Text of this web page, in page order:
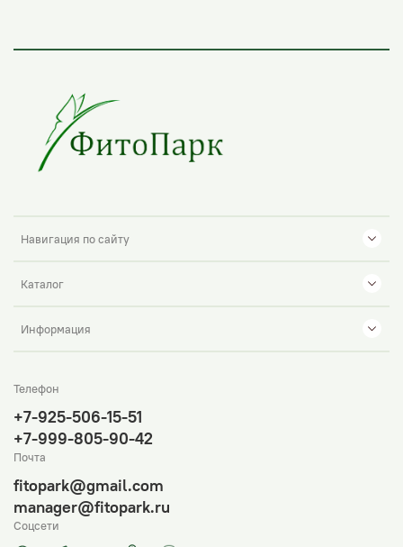
Навигация по сайту
Каталог
Информация
Телефон
+7-925-506-15-51
+7-999-805-90-42
Почта
fitopark@gmail.com
manager@fitopark.ru
Соцсети